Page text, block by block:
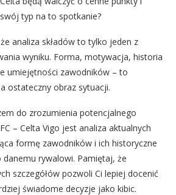
typ na to spotkanie?
analiza składów to tylko jeden z
wyniku. Forma, motywacja, historia
umiejętności zawodników – to
ostateczny obraz sytuacji.
do zrozumienia potencjalnego
– Celta Vigo jest analiza aktualnych
formę zawodników i ich historyczne
danemu rywalowi. Pamiętaj, że
szczegółów pozwoli Ci lepiej docenić
świadome decyzje jako kibic.